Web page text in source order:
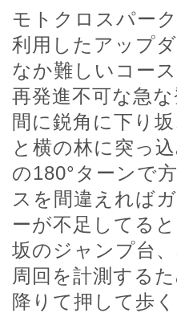
モトクロスパー
利用したアップ
なか難しいコー
再発進不可な急
間に鋭角に下り
と横の林に突っ
の180°ターンで
スを間違えれば
ーが不足してる
坂の ジャンプ台
周回を計測する
降りて押して歩